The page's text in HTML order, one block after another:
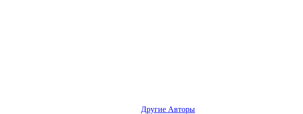
Другие Aвторы